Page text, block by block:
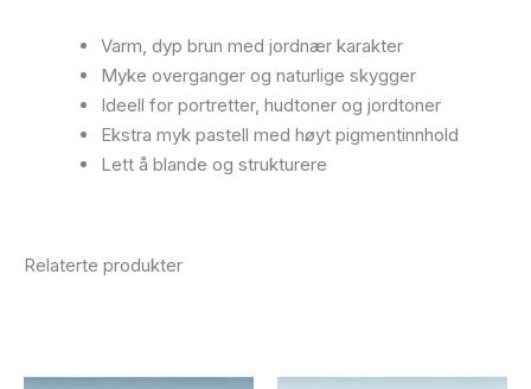
Varm, dyp brun med jordnær karakter
Myke overganger og naturlige skygger
Ideell for portretter, hudtoner og jordtoner
Ekstra myk pastell med høyt pigmentinnhold
Lett å blande og strukturere
Relaterte produkter